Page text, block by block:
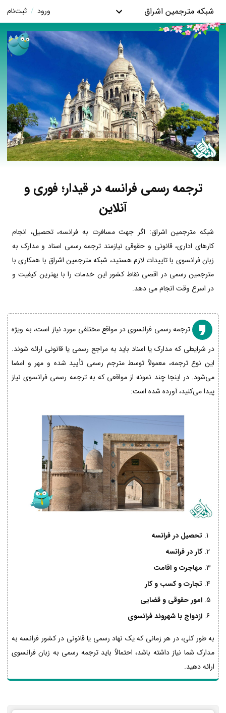
شبکه مترجمین اشراق ورود / ثبت‌نام
ترجمه رسمی فرانسه در قیدار؛ فوری و
آنلاین
شبکه مترجمین اشراق: اگر جهت مسافرت به فرانسه، تحصیل، انجام
کارهای اداری، قانونی و حقوقی نیازمند ترجمه رسمی اسناد و مدارک به
زبان فرانسوی با تاییدات لازم هستید، شبکه مترجمین اشراق با همکاری با
مترجمین رسمی در اقصی نقاط کشور این خدمات را با بهترین کیفیت و
در اسرع وقت انجام می دهد.
ترجمه رسمی فرانسوی در مواقع مختلفی مورد نیاز است، به ویژه
در شرایطی که مدارک یا اسناد باید به مراجع رسمی یا قانونی ارائه شوند.
این نوع ترجمه، معمولاً توسط مترجم رسمی تأیید شده و مهر و امضا
می‌شود. در اینجا چند نمونه از مواقعی که به ترجمه رسمی فرانسوی نیاز
پیدا می‌کنید، آورده شده است:
تحصیل در فرانسه
کار در فرانسه
مهاجرت و اقامت
تجارت و کسب و کار
امور حقوقی و قضایی
ازدواج با شهروند فرانسوی
به طور کلی، در هر زمانی که یک نهاد رسمی یا قانونی در کشور فرانسه به
مدارک شما نیاز داشته باشد، احتمالاً باید ترجمه رسمی به زبان فرانسوی
ارائه دهید.